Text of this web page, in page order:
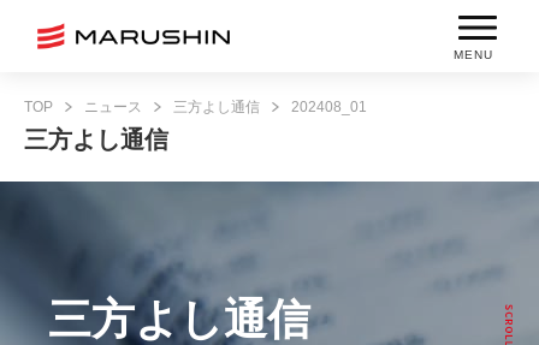
MENU
TOP ニュース 三方よし通信 202408_01
三方よし通信
三方よし通信